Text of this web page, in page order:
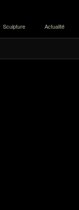
Sculpture Actualité